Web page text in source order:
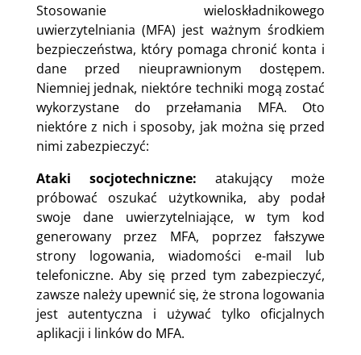
Stosowanie wieloskładnikowego
uwierzytelniania (MFA) jest ważnym środkiem
bezpieczeństwa, który pomaga chronić konta i
dane przed nieuprawnionym dostępem.
Niemniej jednak, niektóre techniki mogą zostać
wykorzystane do przełamania MFA. Oto
niektóre z nich i sposoby, jak można się przed
nimi zabezpieczyć:
Ataki socjotechniczne: atakujący może
próbować oszukać użytkownika, aby podał
swoje dane uwierzytelniające, w tym kod
generowany przez MFA, poprzez fałszywe
strony logowania, wiadomości e-mail lub
telefoniczne. Aby się przed tym zabezpieczyć,
zawsze należy upewnić się, że strona logowania
jest autentyczna i używać tylko oficjalnych
aplikacji i linków do MFA.